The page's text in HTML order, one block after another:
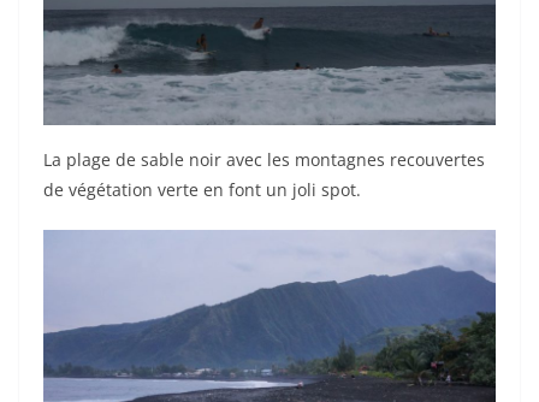
La plage de sable noir avec les montagnes recouvertes
de végétation verte en font un joli spot.